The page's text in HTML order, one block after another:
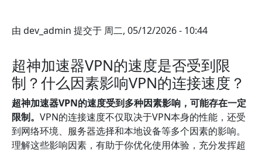
由 dev_admin 提交于 周二, 05/12/2026 - 10:44
超神加速器VPN的速度是否受到限
制？什么因素影响VPN的连接速度？
超神加速器VPN的速度受到多种因素影响，可能存在一定
限制。 VPN的连接速度不仅取决于VPN本身的性能，还受
到网络环境、服务器选择和本地设备等多个因素的影响。
理解这些影响因素，有助于你优化使用体验，充分发挥超